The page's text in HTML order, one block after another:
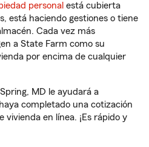
personal está cubierta
está haciendo gestiones o tiene
Cada vez más
a State Farm como su
por encima de cualquier
MD le ayudará a
completado una cotización
vivienda en línea. ¡Es rápido y